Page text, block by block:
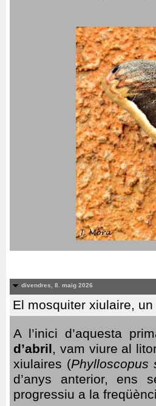
divendres, 8. maig 2026
El mosquiter xiulaire,
A l’inici d’aquesta
d’abril, vam viure al
xiulaires (Phylloscopus
d’anys anterior, ens
progressiu a la